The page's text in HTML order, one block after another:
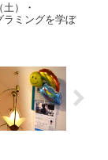
）・
ラミングを学ぼ